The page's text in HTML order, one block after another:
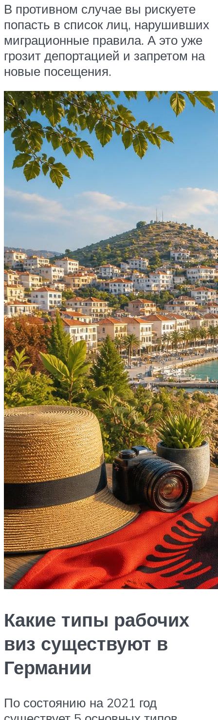
В противном случае вы рискуете
попасть в список лиц, нарушивших
миграционные правила. А это уже
грозит депортацией и запретом на
новые посещения.
Какие типы рабочих
виз существуют в
Германии
По состоянию на 2021 год